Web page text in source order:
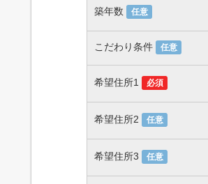
築年数 任意
こだわり条件 任意
希望住所1 必須
希望住所2 任意
希望住所3 任意